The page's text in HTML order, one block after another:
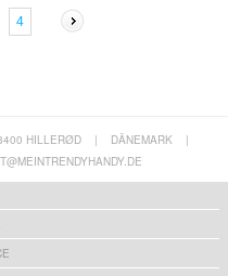
4
HILLERØD | DÄNEMARK
|